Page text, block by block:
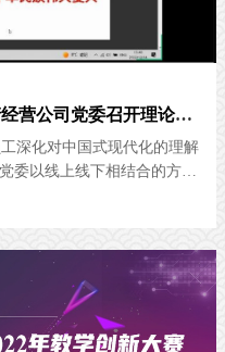
学贯二十大，党课进行时！资产经营公司党委召开理论学习中（扩大）学习会暨教职工集体理论学习会
深化对中国式现代化的理解
委以线上线下相结合的方式